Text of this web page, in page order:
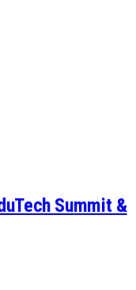
Summit &